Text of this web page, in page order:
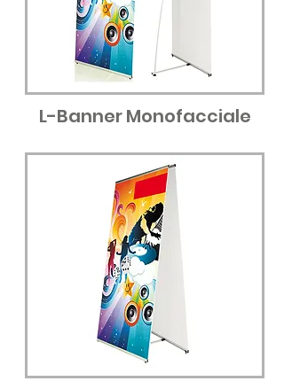
L-Banner Monofacciale